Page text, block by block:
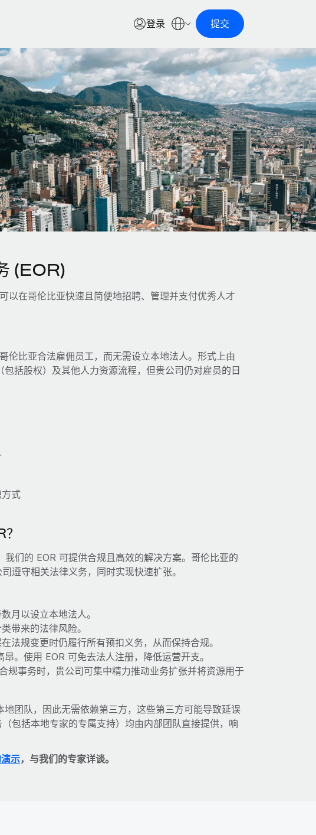
登录 提交
(EOR)
以在哥伦比亚快速且简便地招聘、管理并支付优秀人才
伦比亚合法雇佣员工，而无需设立本地法人。形式上由
括股权）及其他人力资源流程，但贵公司仍对雇员的日
式
们的 EOR 可提供合规且高效的解决方案。哥伦比亚的
遵守相关法律义务，同时实现快速扩张。
月以设立本地法人。
带来的法律风险。
法规变更时仍履行所有预扣义务，从而保持合规。
。使用 EOR 可免去法人注册，降低运营开支。
规事务时，贵公司可集中精力推动业务扩张并将资源用于
团队，因此无需依赖第三方，这些第三方可能导致延误
包括本地专家的专属支持）均由内部团队直接提供，响
示，与我们的专家详谈。